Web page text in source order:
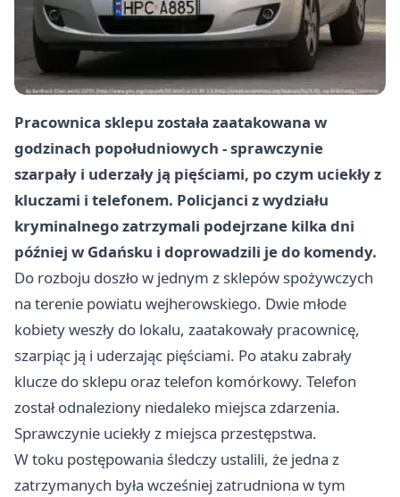
Pracownica sklepu została zaatakowana w
godzinach popołudniowych - sprawczynie
szarpały i uderzały ją pięściami, po czym uciekły z
kluczami i telefonem. Policjanci z wydziału
kryminalnego zatrzymali podejrzane kilka dni
później w Gdańsku i doprowadzili je do komendy.
Do rozboju doszło w jednym z sklepów spożywczych
na terenie powiatu wejherowskiego. Dwie młode
kobiety weszły do lokalu, zaatakowały pracownicę,
szarpiąc ją i uderzając pięściami. Po ataku zabrały
klucze do sklepu oraz telefon komórkowy. Telefon
został odnaleziony niedaleko miejsca zdarzenia.
Sprawczynie uciekły z miejsca przestępstwa.
W toku postępowania śledczy ustalili, że jedna z
zatrzymanych była wcześniej zatrudniona w tym